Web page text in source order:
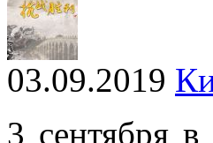
03.09.2019
3 сентября